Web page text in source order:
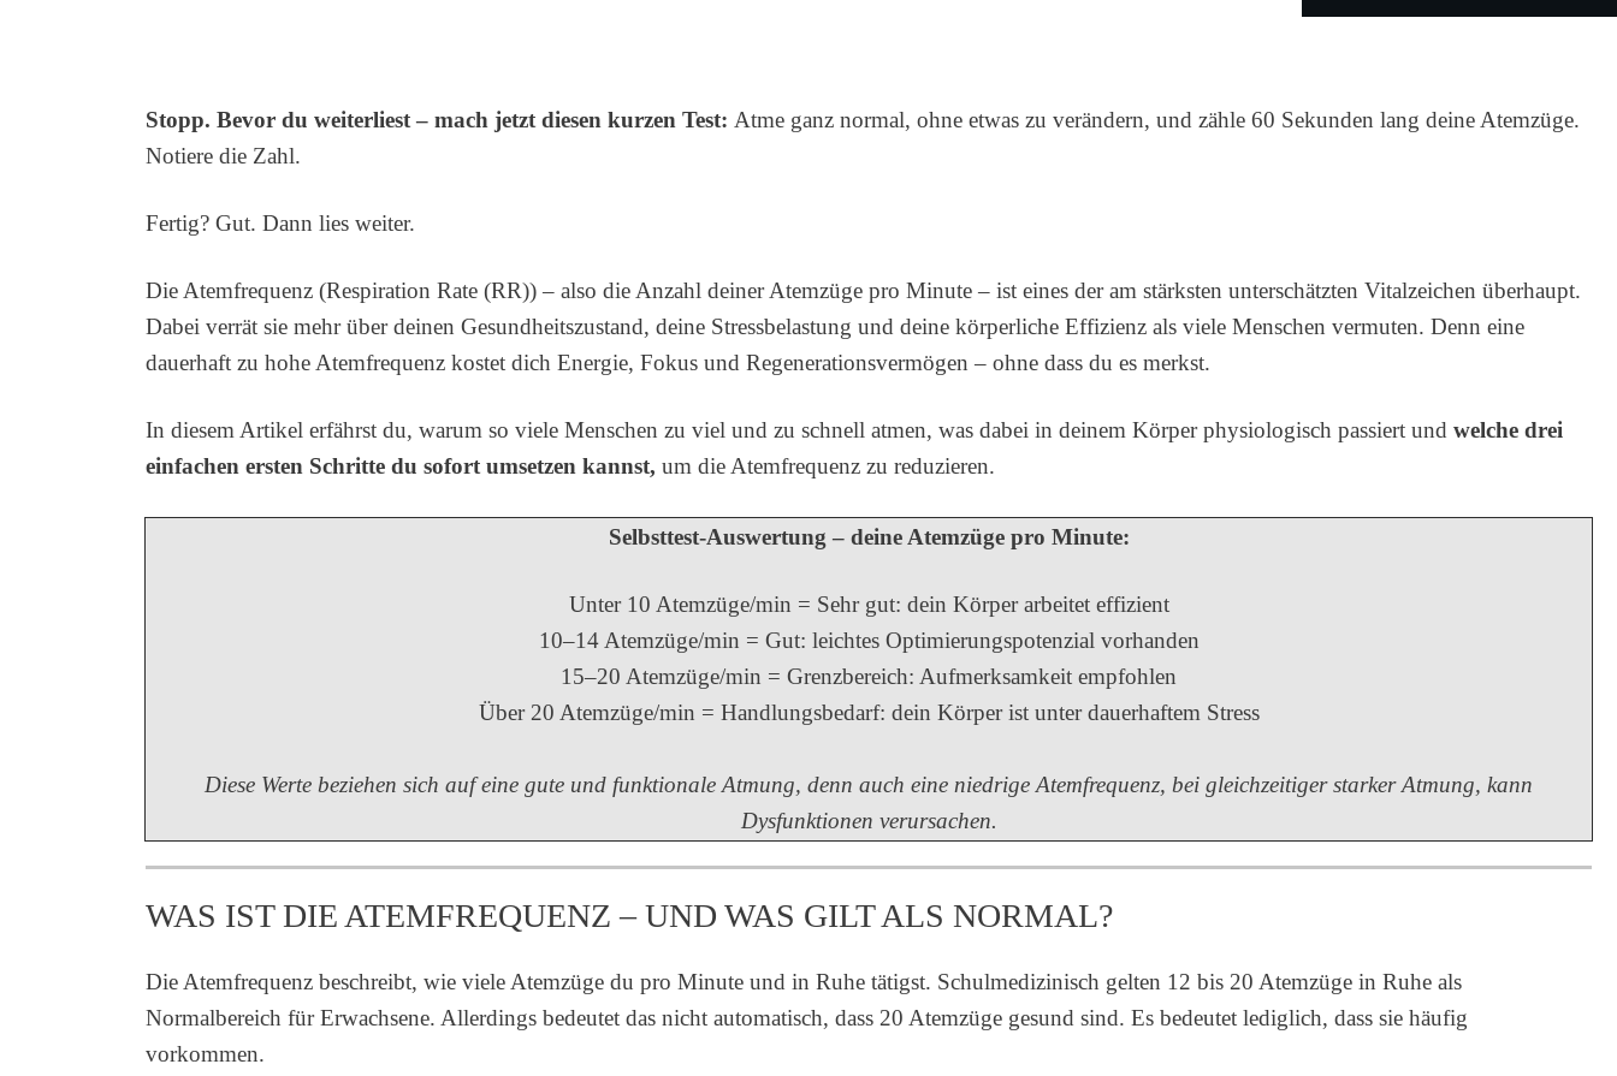
Stopp. Bevor du weiterliest – mach jetzt diesen kurzen Test: Atme ganz normal, ohne etwas zu verändern, und zähle 60 Sekunden lang deine Atemzüge.
Notiere die Zahl.
Fertig? Gut. Dann lies weiter.
Die Atemfrequenz (Respiration Rate (RR)) – also die Anzahl deiner Atemzüge pro Minute – ist eines der am stärksten unterschätzten Vitalzeichen überhaupt.
Dabei verrät sie mehr über deinen Gesundheitszustand, deine Stressbelastung und deine körperliche Effizienz als viele Menschen vermuten. Denn eine
dauerhaft zu hohe Atemfrequenz kostet dich Energie, Fokus und Regenerationsvermögen – ohne dass du es merkst.
In diesem Artikel erfährst du, warum so viele Menschen zu viel und zu schnell atmen, was dabei in deinem Körper physiologisch passiert und welche drei
einfachen ersten Schritte du sofort umsetzen kannst, um die Atemfrequenz zu reduzieren.
Selbsttest-Auswertung – deine Atemzüge pro Minute:
Unter 10 Atemzüge/min = Sehr gut: dein Körper arbeitet effizient
10–14 Atemzüge/min = Gut: leichtes Optimierungspotenzial vorhanden
15–20 Atemzüge/min = Grenzbereich: Aufmerksamkeit empfohlen
Über 20 Atemzüge/min = Handlungsbedarf: dein Körper ist unter dauerhaftem Stress
Diese Werte beziehen sich auf eine gute und funktionale Atmung, denn auch eine niedrige Atemfrequenz, bei gleichzeitiger starker Atmung, kann
Dysfunktionen verursachen.
WAS IST DIE ATEMFREQUENZ – UND WAS GILT ALS NORMAL?
Die Atemfrequenz beschreibt, wie viele Atemzüge du pro Minute und in Ruhe tätigst. Schulmedizinisch gelten 12 bis 20 Atemzüge in Ruhe als
Normalbereich für Erwachsene. Allerdings bedeutet das nicht automatisch, dass 20 Atemzüge gesund sind. Es bedeutet lediglich, dass sie häufig
vorkommen.